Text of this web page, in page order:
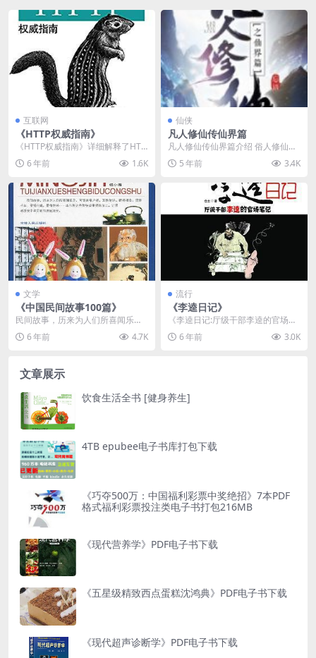
互联网
《HTTP权威指南》
《HTTP权威指南》详细解释了HTT
P协议，包括HTTP是如何工作的，
如何用HT...
6 年前 1.6K
仙侠
凡人修仙传仙界篇
凡人修仙传仙界篇介绍 俗人修仙，
风云再起时空络绎，轮回反转金仙
太乙，大罗道祖三千...
5 年前 3.4K
文学
《中国民间故事100篇》
民间故事，历来为人们所喜闻乐
见，可谓家喻户晓，耳熟能详。断
桥相会，流传千年；梁祝...
6 年前 4.7K
流行
《李逵日记》
《李逵日记:厅级干部李逵的官场笔
记(1112-1123)》最初发于天涯论坛
上，一...
6 年前 3.0K
文章展示
饮食生活全书 [健身养生]
4TB epubee电子书库打包下载
《巧夺500万：中国福利彩票中奖绝招》7本PDF
格式福利彩票投注类电子书打包216MB
《现代营养学》PDF电子书下载
《五星级精致西点蛋糕沈鸿典》PDF电子书下载
《现代超声诊断学》PDF电子书下载